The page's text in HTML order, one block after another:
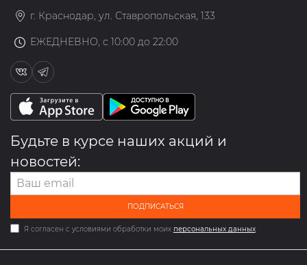
г. Краснодар, ул. Ставропольская, 133
ЕЖЕДНЕВНО, с 10:00 до 22:00
Будьте в курсе наших акций и
новостей:
ПОДПИСАТЬСЯ
Я согласен с условиями обработки моих персональных данных